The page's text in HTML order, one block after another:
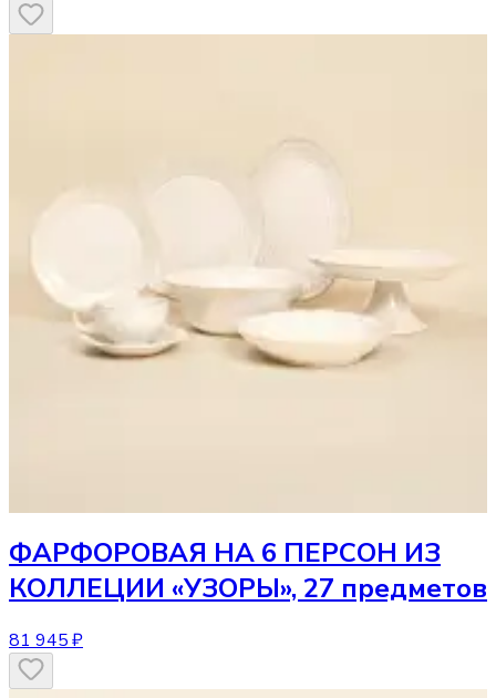
ФАРФОРОВАЯ НА 6 ПЕРСОН ИЗ
КОЛЛЕЦИИ «УЗОРЫ», 27 предметов
81 945 ₽